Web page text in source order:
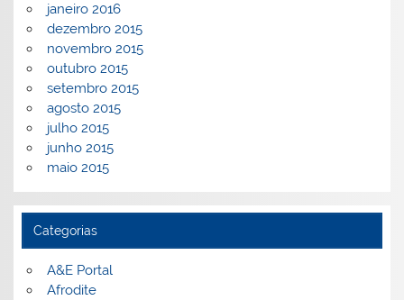
janeiro 2016
dezembro 2015
novembro 2015
outubro 2015
setembro 2015
agosto 2015
julho 2015
junho 2015
maio 2015
Categorias
A&E Portal
Afrodite